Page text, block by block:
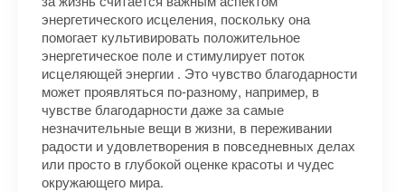
энергетического исцеления, поскольку она
помогает культивировать положительное
энергетическое поле и стимулирует поток
исцеляющей энергии . Это чувство благодарности
может проявляться по-разному, например, в
чувстве благодарности даже за самые
незначительные вещи в жизни, в переживании
радости и удовлетворения в повседневных делах
или просто в глубокой оценке красоты и чудес
окружающего мира.